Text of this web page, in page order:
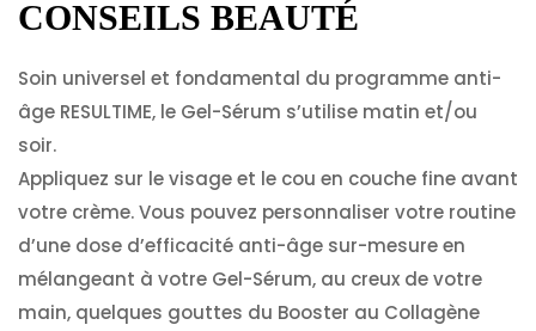
CONSEILS BEAUTÉ
Soin universel et fondamental du programme anti-
âge RESULTIME, le Gel-Sérum s’utilise matin et/ou
soir.
Appliquez sur le visage et le cou en couche fine avant
votre crème. Vous pouvez personnaliser votre routine
d’une dose d’efficacité anti-âge sur-mesure en
mélangeant à votre Gel-Sérum, au creux de votre
main, quelques gouttes du Booster au Collagène